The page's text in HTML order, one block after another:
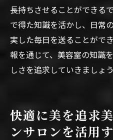
長持ちさせることができる
で得た知識を活かし、日常
実した毎日を送ることがで
報を通じて、美容室の知識
しさを追求していきましょう
快適に美を追求
ンサロンを活用